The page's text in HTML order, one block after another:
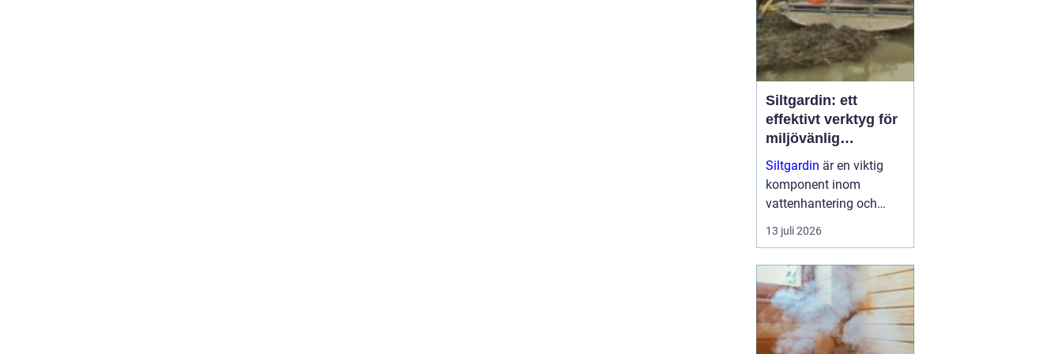
Siltgardin: ett
effektivt verktyg för
miljövänlig
vattenhantering
Siltgardin är en viktig
komponent inom
vattenhantering och
miljöskydd, särskilt i
verksamheter som
sjögrävning. Dessa
barriärer hjälper till att
minska grumling och
sp...
13 juli 2026